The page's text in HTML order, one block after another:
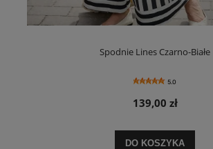
Spodnie Lines Czarno-Białe
5.0
139,00 zł
DO KOSZYKA